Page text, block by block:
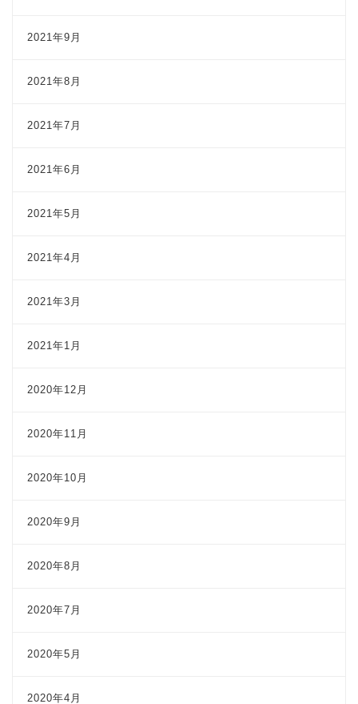
2021年9月
2021年8月
2021年7月
2021年6月
2021年5月
2021年4月
2021年3月
2021年1月
2020年12月
2020年11月
2020年10月
2020年9月
2020年8月
2020年7月
2020年5月
2020年4月